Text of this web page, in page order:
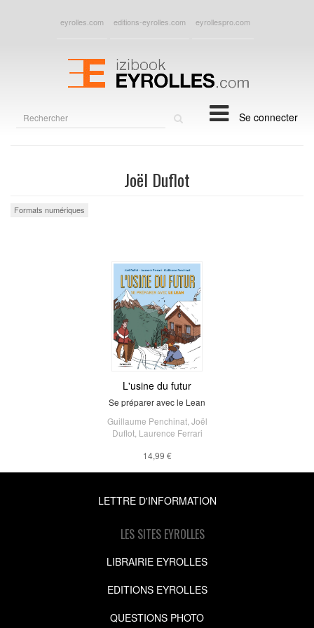
eyrolles.com editions-eyrolles.com eyrollespro.com
Se connecter
Joël Duflot
Formats numériques
L'usine du futur
Se préparer avec le Lean
Guillaume Penchinat, Joël
Duflot, Laurence Ferrari
14,99 €
LETTRE D'INFORMATION
LES SITES EYROLLES
LIBRAIRIE EYROLLES
EDITIONS EYROLLES
QUESTIONS PHOTO